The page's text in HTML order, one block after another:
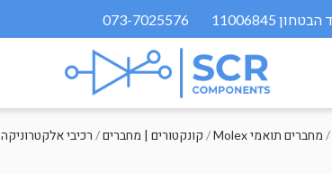
073-7025576
רכיבי אלקטרוניקה /קונקטורים | מחברים / Molex מחברים תואמי /